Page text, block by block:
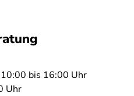
bis 16:00 Uhr
Uhr